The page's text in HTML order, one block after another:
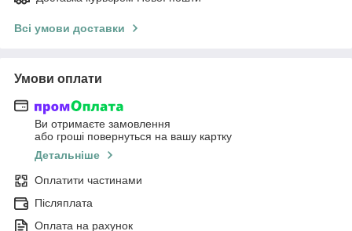
Всі умови доставки
Умови оплати
Ви отримаєте замовлення
або гроші повернуться на вашу картку
Детальніше
Оплатити частинами
Післяплата
Оплата на рахунок